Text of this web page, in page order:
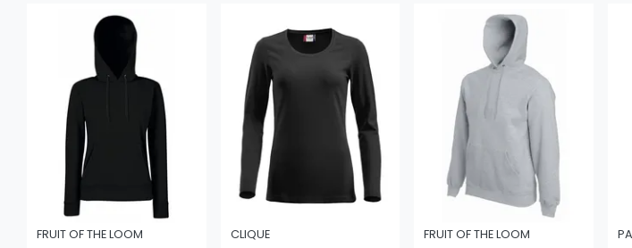
FRUIT OF THE LOOM CLIQUE FRUIT OF THE LOOM